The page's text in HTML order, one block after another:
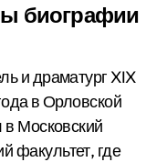
биографии
и драматург XIX
в Орловской
в Московский
факультет, где